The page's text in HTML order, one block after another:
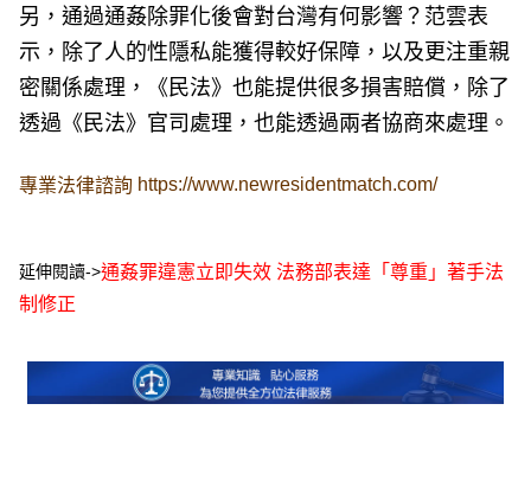
另，通過通姦除罪化後會對台灣有何影響？范雲表
示，除了人的性隱私能獲得較好保障，以及更注重親
密關係處理，《民法》也能提供很多損害賠償，除了
透過《民法》官司處理，也能透過兩者協商來處理。
專業法律諮詢 https://www.newresidentmatch.com/
延伸閱讀->通姦罪違憲立即失效 法務部表達「尊重」著手法
制修正